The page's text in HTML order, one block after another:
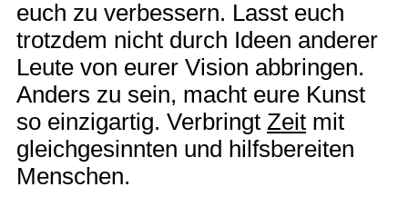
euch zu verbessern. Lasst euch
trotzdem nicht durch Ideen anderer
Leute von eurer Vision abbringen.
Anders zu sein, macht eure Kunst
so einzigartig. Verbringt Zeit mit
gleichgesinnten und hilfsbereiten
Menschen.